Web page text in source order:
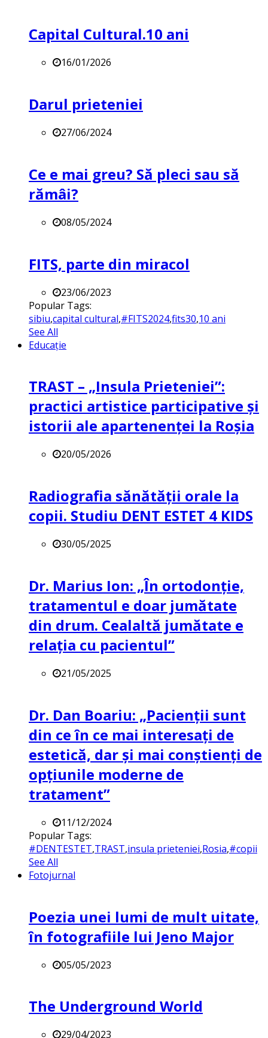
Capital Cultural.10 ani
16/01/2026
Darul prieteniei
27/06/2024
Ce e mai greu? Să pleci sau să
rămâi?
08/05/2024
FITS, parte din miracol
23/06/2023
Popular Tags:
sibiu,capital cultural,#FITS2024,fits30,10 ani
See All
Educație
TRAST – „Insula Prieteniei”:
practici artistice participative și
istorii ale apartenenței la Roșia
20/05/2026
Radiografia sănătății orale la
copii. Studiu DENT ESTET 4 KIDS
30/05/2025
Dr. Marius Ion: „În ortodonție,
tratamentul e doar jumătate
din drum. Cealaltă jumătate e
relația cu pacientul”
21/05/2025
Dr. Dan Boariu: „Pacienții sunt
din ce în ce mai interesați de
estetică, dar și mai conștienți de
opțiunile moderne de
tratament”
11/12/2024
Popular Tags:
#DENTESTET,TRAST,insula prieteniei,Rosia,#copii
See All
Fotojurnal
Poezia unei lumi de mult uitate,
în fotografiile lui Jeno Major
05/05/2023
The Underground World
29/04/2023